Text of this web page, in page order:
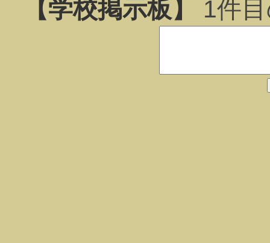
【学校掲示板】 1件